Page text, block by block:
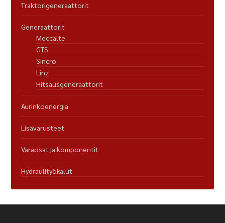
Traktorigeneraattorit
Generaattorit
Meccalte
GTS
Sincro
Linz
Hitsausgeneraattorit
Aurinkoenergia
Lisävarusteet
Varaosat ja komponentit
Hydraulityökalut